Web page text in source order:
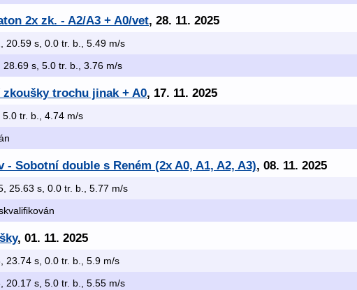
2x zk. - A2/A3 + A0/vet, 28. 11. 2025
20.59 s, 0.0 tr. b., 5.49 m/s
28.69 s, 5.0 tr. b., 3.76 m/s
zkoušky trochu jinak + A0, 17. 11. 2025
tr. b., 4.74 m/s
- Sobotní double s Reném (2x A0, A1, A2, A3), 08. 11. 2025
25.63 s, 0.0 tr. b., 5.77 m/s
, 01. 11. 2025
23.74 s, 0.0 tr. b., 5.9 m/s
20.17 s, 5.0 tr. b., 5.55 m/s